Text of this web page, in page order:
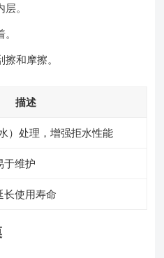
。
擦和摩擦。
描述
）处理，增强拒水性能
于维护
长使用寿命